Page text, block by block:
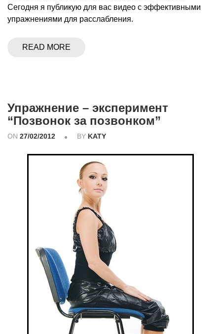
Сегодня я публикую для вас видео с эффективными
упражнениями для расслабления.
READ MORE
Упражнение – эксперимент
“Позвонок за позвонком”
ON 27/02/2012 BY KATY